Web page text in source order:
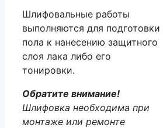
Шлифовальные работы
выполняются для подготовки
пола к нанесению защитного
слоя лака либо его
тонировки.
Обратите внимание!
Шлифовка необходима при
монтаже или ремонте